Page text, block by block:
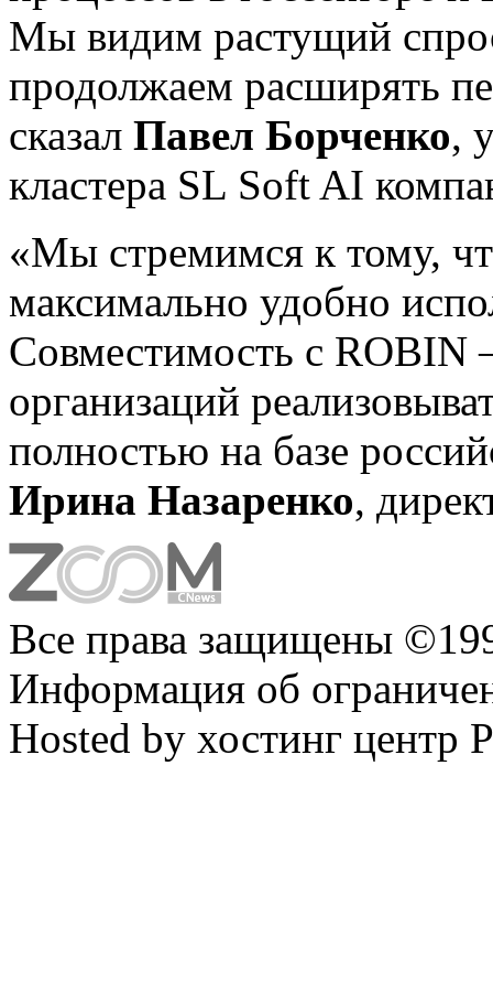
Мы видим растущий
продолжаем расширять
сказал Павел Борченко,
кластера SL Soft AI
«Мы стремимся к тому,
максимально удобно
Совместимость с ROBIN
организаций
полностью на базе
Ирина Назаренко,
Все права защищены
Информация об
Hosted by хостинг центр